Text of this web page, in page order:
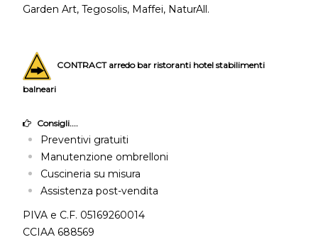
Garden Art, Tegosolis, Maffei, NaturAll.
CONTRACT arredo bar ristoranti hotel stabilimenti
balneari
Consigli....
Preventivi gratuiti
Manutenzione ombrelloni
Cuscineria su misura
Assistenza post-vendita
PIVA e C.F. 05169260014
CCIAA 688569